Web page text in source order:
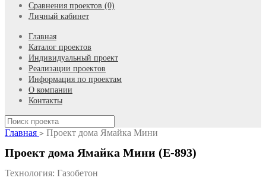
Сравнения проектов (0)
Личный кабинет
Главная
Каталог проектов
Индивидуальный проект
Реализации проектов
Информация по проектам
О компании
Контакты
Главная > Проект дома Ямайка Мини
Проект дома Ямайка Мини (E-893)
Технология: Газобетон